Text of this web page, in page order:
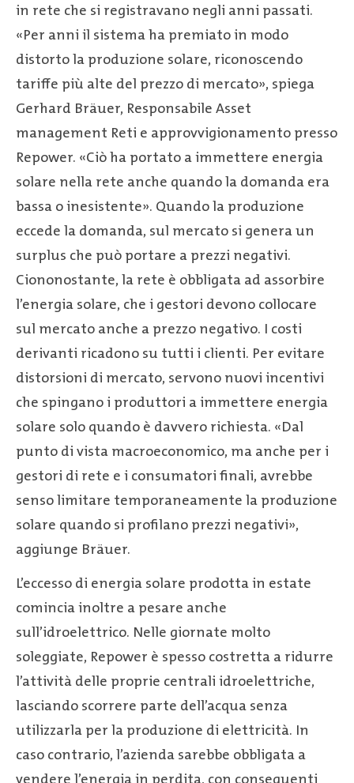
in rete che si registravano negli anni passati.
«Per anni il sistema ha premiato in modo
distorto la produzione solare, riconoscendo
tariffe più alte del prezzo di mercato», spiega
Gerhard Bräuer, Responsabile Asset
management Reti e approvvigionamento presso
Repower. «Ciò ha portato a immettere energia
solare nella rete anche quando la domanda era
bassa o inesistente». Quando la produzione
eccede la domanda, sul mercato si genera un
surplus che può portare a prezzi negativi.
Ciononostante, la rete è obbligata ad assorbire
l’energia solare, che i gestori devono collocare
sul mercato anche a prezzo negativo. I costi
derivanti ricadono su tutti i clienti. Per evitare
distorsioni di mercato, servono nuovi incentivi
che spingano i produttori a immettere energia
solare solo quando è davvero richiesta. «Dal
punto di vista macroeconomico, ma anche per i
gestori di rete e i consumatori finali, avrebbe
senso limitare temporaneamente la produzione
solare quando si profilano prezzi negativi»,
aggiunge Bräuer.
L’eccesso di energia solare prodotta in estate
comincia inoltre a pesare anche
sull’idroelettrico. Nelle giornate molto
soleggiate, Repower è spesso costretta a ridurre
l’attività delle proprie centrali idroelettriche,
lasciando scorrere parte dell’acqua senza
utilizzarla per la produzione di elettricità. In
caso contrario, l’azienda sarebbe obbligata a